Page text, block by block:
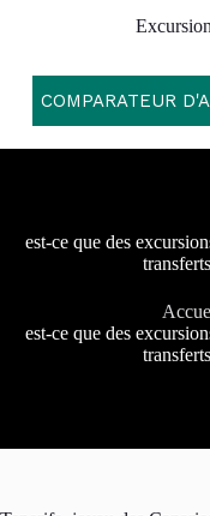
COMPARATEUR
est-ce que des
est-ce que des